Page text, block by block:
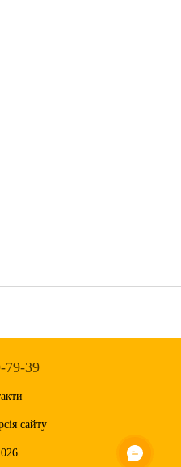
79-39
сайту